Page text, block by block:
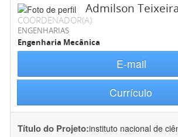
Admilson
COORDENADOR(A)
ENGENHARIAS
Engenharia Mecânica
E-mail
Currículo
Título do Projeto:instituto nacional de